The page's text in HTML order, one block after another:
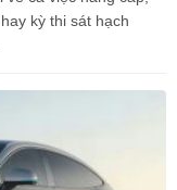
kỳ thi sát hạch